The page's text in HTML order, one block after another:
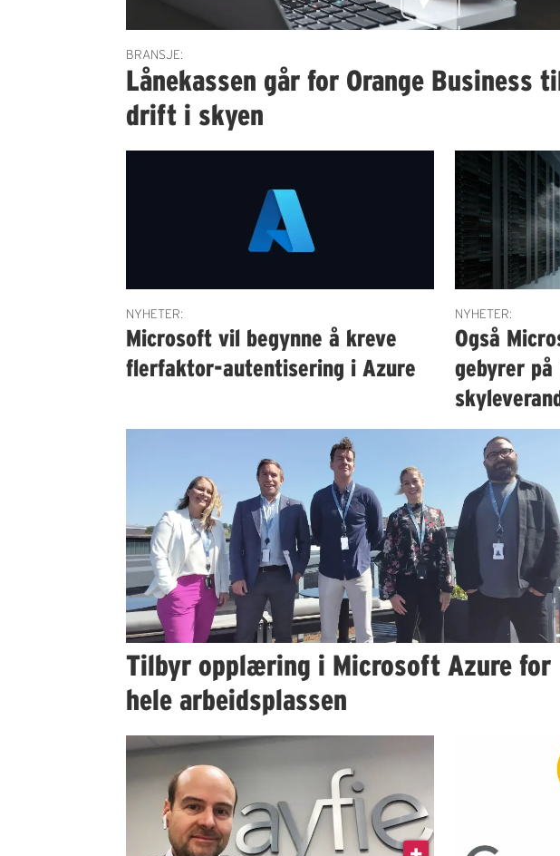
BRANSJE:
Lånekassen går for Orange Business
drift i skyen
NYHETER:
Microsoft vil begynne å kreve
flerfaktor-autentisering i Azure
NYHETER:
Også
gebyrer
Tilbyr opplæring i Microsoft Azure for
hele arbeidsplassen